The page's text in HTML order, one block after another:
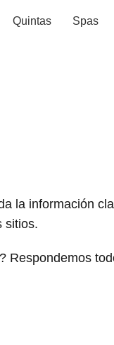
Quintas Spas
la información
sitios.
Respondemos